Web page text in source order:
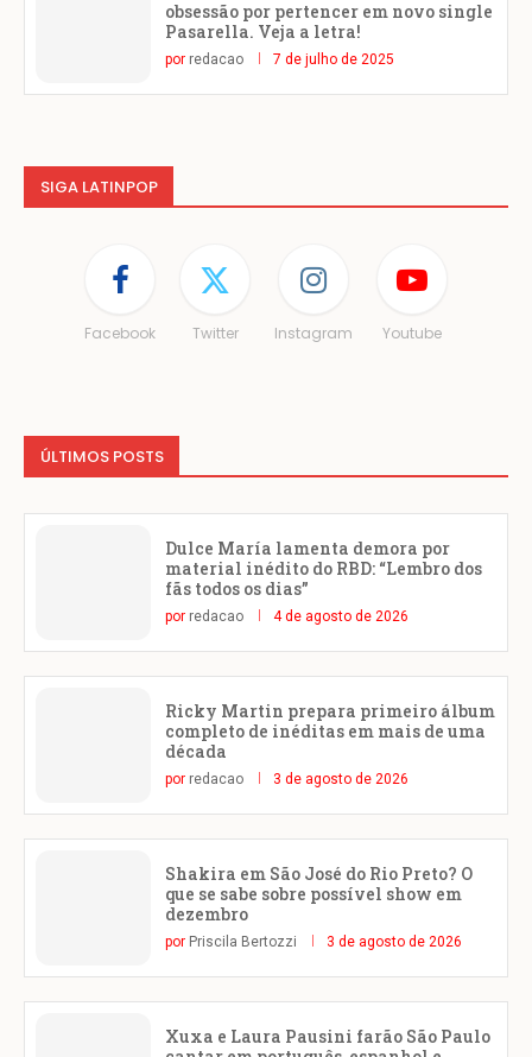
obsessão por pertencer em novo single
Pasarella. Veja a letra!
por redacao 7 de julho de 2025
SIGA LATINPOP
Facebook Twitter Instagram Youtube
ÚLTIMOS POSTS
Dulce María lamenta demora por
material inédito do RBD: “Lembro dos
fãs todos os dias”
por redacao 4 de agosto de 2026
Ricky Martin prepara primeiro álbum
completo de inéditas em mais de uma
década
por redacao 3 de agosto de 2026
Shakira em São José do Rio Preto? O
que se sabe sobre possível show em
dezembro
por Priscila Bertozzi 3 de agosto de 2026
Xuxa e Laura Pausini farão São Paulo